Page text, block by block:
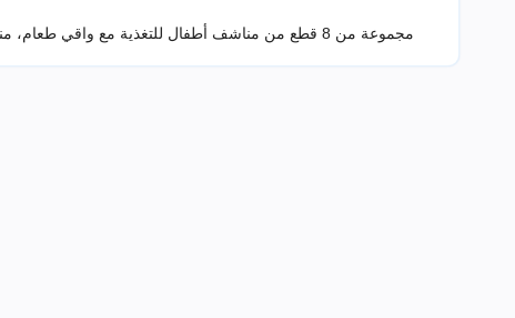
مجموعة من 8 قطع من مناشف أطفال للتغذية مع واقي طعام، مناسبة للأم لمسح ريق الأطفال والوجه واليدين والعرق